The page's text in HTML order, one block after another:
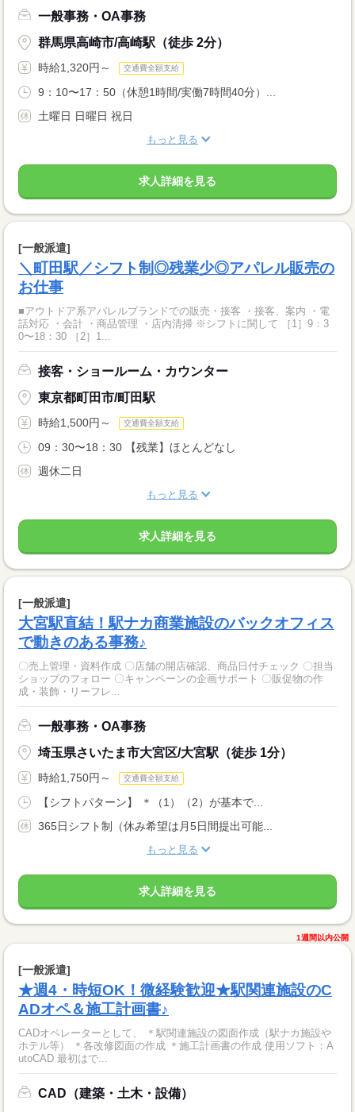
一般事務・OA事務
群馬県高崎市/高崎駅（徒歩 2分）
時給1,320円～ 交通費全額支給
9：10〜17：50（休憩1時間/実働7時間40分）...
土曜日 日曜日 祝日
もっと見る
求人詳細を見る
[一般派遣]
＼町田駅／シフト制◎残業少◎アパレル販売の
お仕事
■アウトドア系アパレルブランドでの販売・接客 ・接客、案内 ・電
話対応 ・会計 ・商品管理 ・店内清掃 ※シフトに関して ［1］9：3
0〜18：30 ［2］1...
接客・ショールーム・カウンター
東京都町田市/町田駅
時給1,500円～ 交通費全額支給
09：30〜18：30 【残業】ほとんどなし
週休二日
もっと見る
求人詳細を見る
[一般派遣]
大宮駅直結！駅ナカ商業施設のバックオフィス
で動きのある事務♪
〇売上管理・資料作成 〇店舗の開店確認、商品日付チェック 〇担当
ショップのフォロー 〇キャンペーンの企画サポート 〇販促物の作
成・装飾・リーフレ...
一般事務・OA事務
埼玉県さいたま市大宮区/大宮駅（徒歩 1分）
時給1,750円～ 交通費全額支給
【シフトパターン】 ＊（1）（2）が基本で...
365日シフト制（休み希望は月5日間提出可能...
もっと見る
求人詳細を見る
1週間以内公開
[一般派遣]
★週4・時短OK！微経験歓迎★駅関連施設のC
ADオペ＆施工計画書♪
CADオペレーターとして、 ＊駅関連施設の図面作成（駅ナカ施設や
ホテル等） ＊各改修図面の作成 ＊施工計画書の作成 使用ソフト：A
utoCAD 最初はで...
CAD（建築・土木・設備）